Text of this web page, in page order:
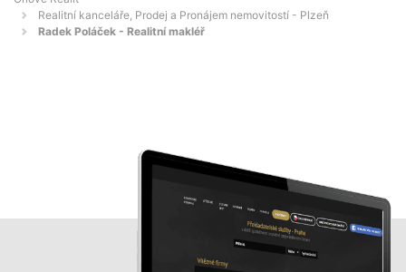
Realitní kanceláře, Prodej a Pronájem nemovitostí - Plzeň
Radek Poláček - Realitní makléř